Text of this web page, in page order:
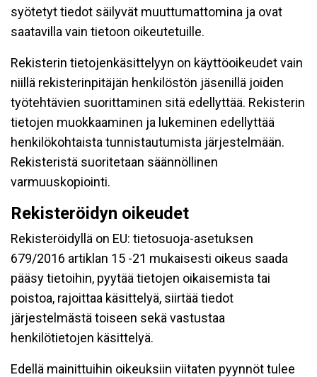
syötetyt tiedot säilyvät muuttumattomina ja ovat
saatavilla vain tietoon oikeutetuille.
Rekisterin tietojenkäsittelyyn on käyttöoikeudet vain
niillä rekisterinpitäjän henkilöstön jäsenillä joiden
työtehtävien suorittaminen sitä edellyttää. Rekisterin
tietojen muokkaaminen ja lukeminen edellyttää
henkilökohtaista tunnistautumista järjestelmään.
Rekisteristä suoritetaan säännöllinen
varmuuskopiointi.
Rekisteröidyn oikeudet
Rekisteröidyllä on EU: tietosuoja-asetuksen
679/2016 artiklan 15 -21 mukaisesti oikeus saada
pääsy tietoihin, pyytää tietojen oikaisemista tai
poistoa, rajoittaa käsittelyä, siirtää tiedot
järjestelmästä toiseen sekä vastustaa
henkilötietojen käsittelyä.
Edellä mainittuihin oikeuksiin viitaten pyynnöt tulee